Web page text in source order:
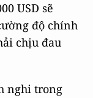
USD sẽ
độ chính
chịu đau
nghi trong